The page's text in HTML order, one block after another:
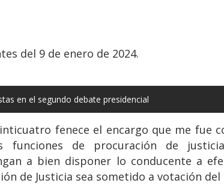
del 9 de enero de 2024.
en el segundo debate presidencial
fenece el encargo que me fue
de procuración de
a bien disponer lo conducente a
de Justicia sea sometido a votación del